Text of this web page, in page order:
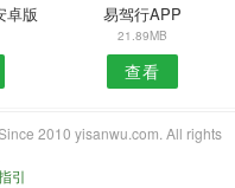
卓版 易驾行APP
21.89MB
查看
2010 yisanwu.com. All rights
引